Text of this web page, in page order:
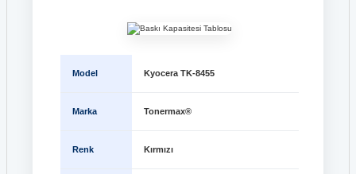
Model Kyocera TK-8455
Marka Tonermax®
Renk Kırmızı